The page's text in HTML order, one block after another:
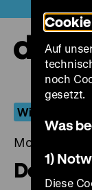
zum
Seiteninhalt
springen
Wiederentdeckt
Montag, 10.
Auf
noch
gesetzt.
Was
1)
Diese